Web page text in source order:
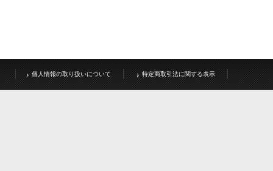
個人情報の取り扱いについて 特定商取引法に関する表示